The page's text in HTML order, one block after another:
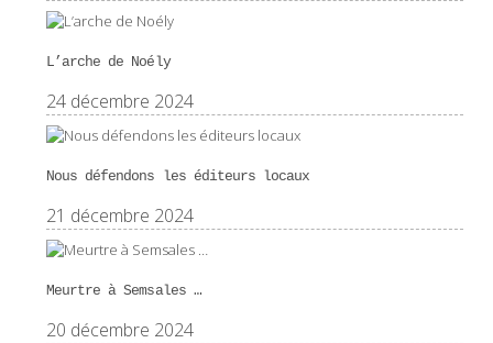
L’arche de Noély
24 décembre 2024
Nous défendons les éditeurs locaux
21 décembre 2024
Meurtre à Semsales …
20 décembre 2024